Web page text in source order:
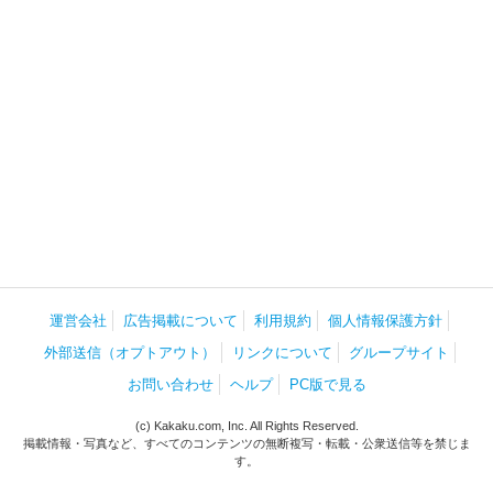
運営会社 広告掲載について 利用規約
個人情報保護方針
外部送信（オプトアウト）
リンクについて
グループサイト
お問い合わせ
ヘルプ PC版で見る
(c) Kakaku.com, Inc. All Rights Reserved.
掲載情報・写真など、すべてのコンテンツの無断複写・転載・公衆送信等を禁じま
す。